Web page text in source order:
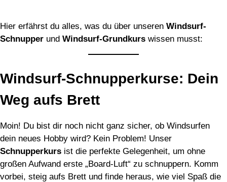
Hier erfährst du alles, was du über unseren Windsurf-
Schnupper und Windsurf-Grundkurs wissen musst:
Windsurf-Schnupperkurse: Dein
Weg aufs Brett
Moin! Du bist dir noch nicht ganz sicher, ob Windsurfen
dein neues Hobby wird? Kein Problem! Unser
Schnupperkurs ist die perfekte Gelegenheit, um ohne
großen Aufwand erste „Board-Luft“ zu schnuppern. Komm
vorbei, steig aufs Brett und finde heraus, wie viel Spaß die